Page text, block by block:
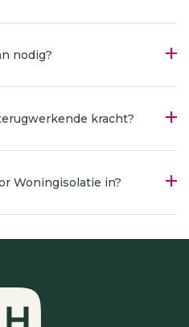
nodig?
kracht?
Woningisolatie in?